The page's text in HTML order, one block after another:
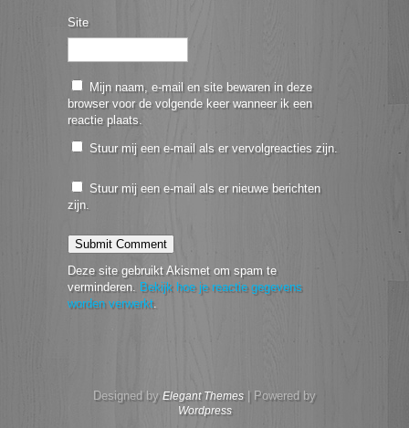
Site
Mijn naam, e-mail en site bewaren in deze
browser voor de volgende keer wanneer ik een
reactie plaats.
Stuur mij een e-mail als er vervolgreacties zijn.
Stuur mij een e-mail als er nieuwe berichten
zijn.
Deze site gebruikt Akismet om spam te
verminderen. Bekijk hoe je reactie gegevens
worden verwerkt.
Designed by Elegant Themes| Powered by
Wordpress